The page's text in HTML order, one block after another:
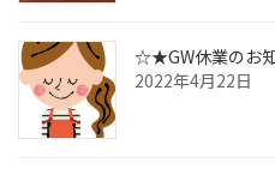
☆★GW休業のお
2022年4月22日